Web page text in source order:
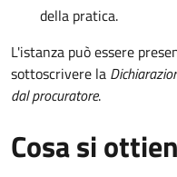
della pratica.
L'istanza può essere
sottoscrivere la
dal procuratore.
Cosa si